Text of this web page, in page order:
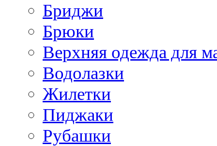
Бриджи
Брюки
Верхняя одежда для
Водолазки
Жилетки
Пиджаки
Рубашки